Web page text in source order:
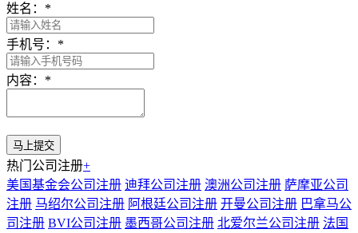
姓名： *
手机号： *
内容： *
热门公司注册+
美国基金会公司注册 迪拜公司注册 澳洲公司注册 萨摩亚公司
注册 马绍尔公司注册 阿根廷公司注册 开曼公司注册 巴拿马公
司注册 BVI公司注册 墨西哥公司注册 北爱尔兰公司注册 法国